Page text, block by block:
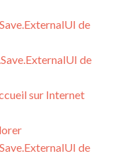
de
de
sur Internet
de